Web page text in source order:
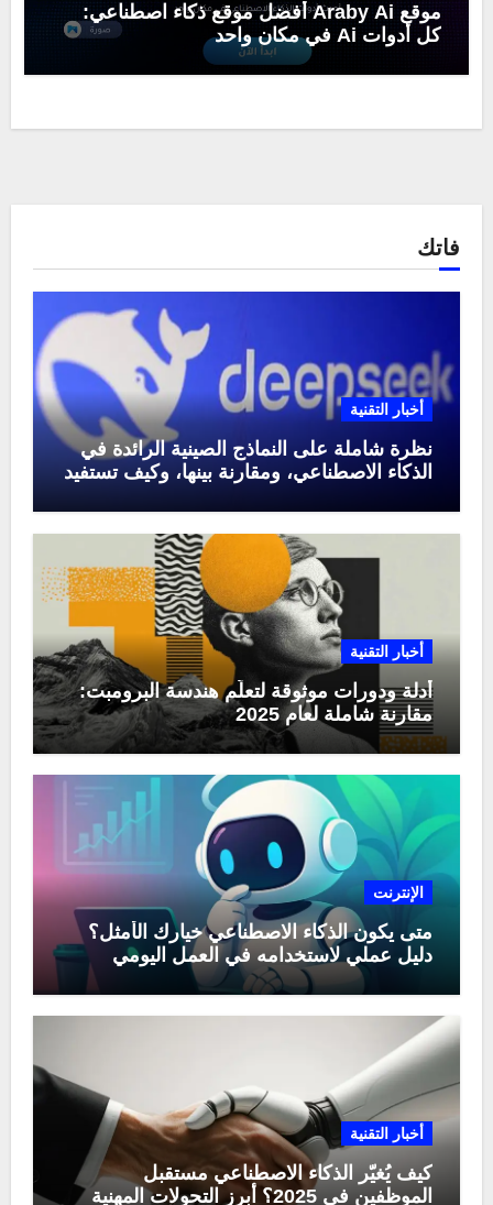
موقع Araby Ai أفضل موقع ذكاء اصطناعي:
كل أدوات Ai في مكان واحد
فاتك
أخبار التقنية
نظرة شاملة على النماذج الصينية الرائدة في
الذكاء الاصطناعي، ومقارنة بينها، وكيف تستفيد
أخبار التقنية
أدلة ودورات موثوقة لتعلّم هندسة البرومبت:
مقارنة شاملة لعام 2025
الإنترنت
متى يكون الذكاء الاصطناعي خيارك الأمثل؟
دليل عملي لاستخدامه في العمل اليومي
أخبار التقنية
كيف يُغيّر الذكاء الاصطناعي مستقبل
الموظفين في 2025؟ أبرز التحولات المهنية